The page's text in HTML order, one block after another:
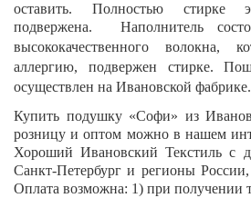
оставить. Полностью стирке
подвержена. Наполнитель
высококачественного волокна,
аллергию, подвержен стирке.
осуществлен на Ивановской фабрике.
Купить подушку «Софи» из
розницу и оптом можно в нашем
Хороший Ивановский Текстиль с
Санкт-Петербург и регионы России,
Оплата возможна: 1) при получении